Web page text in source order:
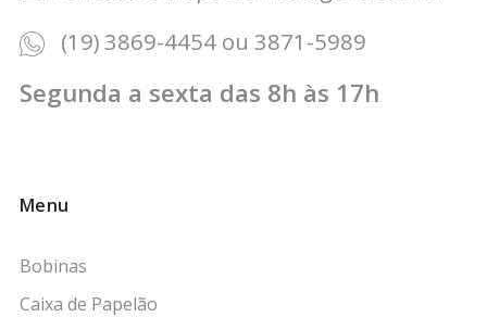
(19) 3869-4454 ou 3871-5989
Segunda a sexta das 8h às 17h
Menu
Bobinas
Caixa de Papelão